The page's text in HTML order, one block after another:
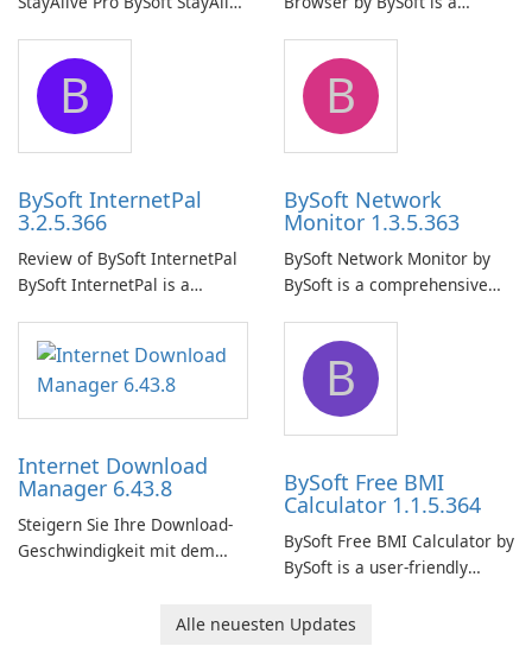
application designed to
ensure the continuous and
uninterrupted operation of
your computer system.
application that allows users
to easily browse and manage
shared folders on their
network.
B
BySoft InternetPal
3.2.5.366
Review of BySoft InternetPal
BySoft InternetPal is a
application designed to
monitor your internet
connection and provide real-
time insights into its
B
BySoft Network
Monitor 1.3.5.363
BySoft Network Monitor by
BySoft is a comprehensive
designed to help businesses
effectively manage their
network infrastructure.
Internet Download
Manager 6.43.8
Steigern Sie Ihre Download-
Geschwindigkeit mit dem
B
BySoft Free BMI
Calculator 1.1.5.364
BySoft Free BMI Calculator by
BySoft is a user-friendly
designed to help you
Alle neuesten Updates